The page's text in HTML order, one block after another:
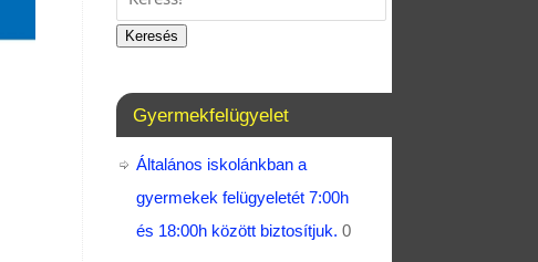
Keresés
Gyermekfelügyelet
Általános iskolánkban a
gyermekek felügyeletét 7:00h
és 18:00h között biztosítjuk. 0